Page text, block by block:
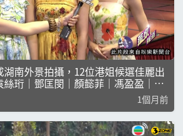
南外景拍攝，12位港姐候選佳麗出
絲珩｜鄧匡閔｜顏懿菲｜馮盈盈｜黃
1個月前